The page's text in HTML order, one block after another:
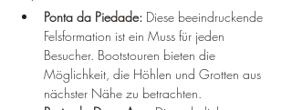
Ponta da Piedade: Diese beeindruckende
Felsformation ist ein Muss für jeden
Besucher. Bootstouren bieten die
Möglichkeit, die Höhlen und Grotten aus
nächster Nähe zu betrachten.